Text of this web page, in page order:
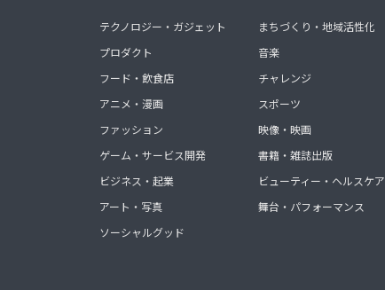
テクノロジー・ガジェット
プロダクト
フード・飲食店
アニメ・漫画
ファッション
ゲーム・サービス開発
ビジネス・起業
アート・写真
ソーシャルグッド
まちづくり・地域活性化
音楽
チャレンジ
スポーツ
映像・映画
書籍・雑誌出版
ビューティー・ヘルスケア
舞台・パフォーマンス